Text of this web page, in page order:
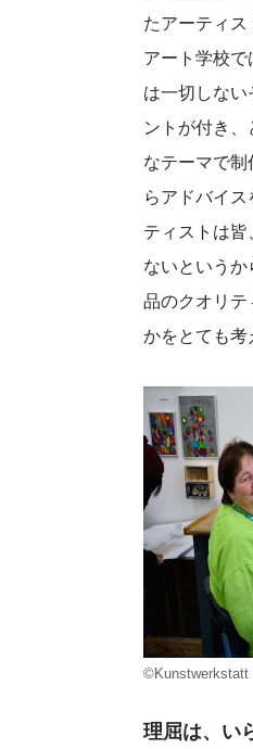
たアーティ
アート学校で
は一切しない
ントが付き
なテーマで
らアドバイ
ティストは
ないという
品のクオリテ
かをとても考
©Kunstwerkstatt
理屈は、い